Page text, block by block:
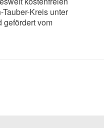
Kreis unter
gefördert vom